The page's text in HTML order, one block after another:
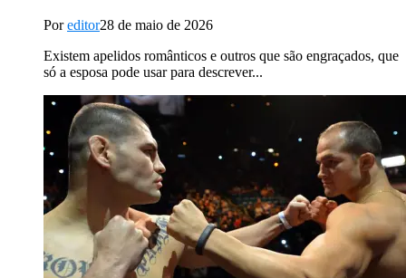
Poreditor28 de maio de 2026
Existem apelidos românticos e outros que são engraçados, que
só a esposa pode usar para descrever...